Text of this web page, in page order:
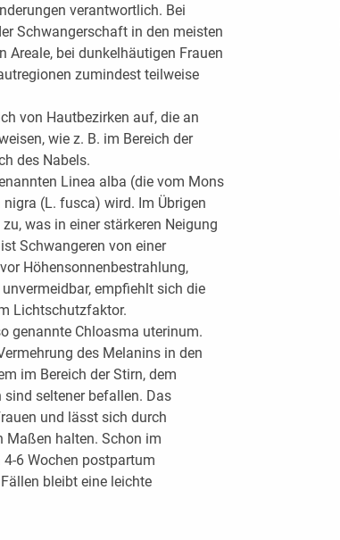
verantwortlich. Bei
Schwangerschaft in den meisten
Areale, bei dunkelhäutigen Frauen
zumindest teilweise
von Hautbezirken auf, die an
wie z. B. im Bereich der
des Nabels.
Linea alba (die vom Mons
(L. fusca) wird. Im Übrigen
was in einer stärkeren Neigung
Schwangeren von einer
Höhensonnenbestrahlung,
empfiehlt sich die
Lichtschutzfaktor.
genannte Chloasma uterinum.
des Melanins in den
im Bereich der Stirn, dem
seltener befallen. Das
und lässt sich durch
Maßen halten. Schon im
6 Wochen postpartum
bleibt eine leichte